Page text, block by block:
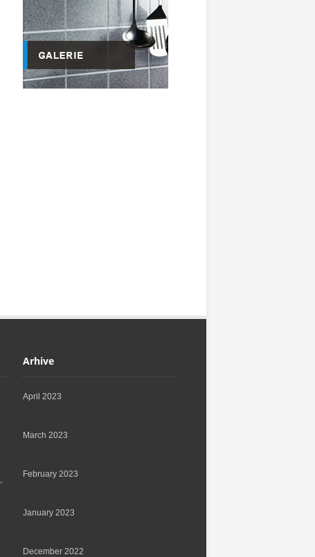
Arhive
April 2023
March 2023
February 2023
January 2023
December 2022